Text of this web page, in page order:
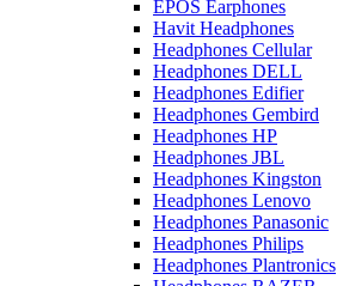
EPOS Earphones
Havit Headphones
Headphones Cellular
Headphones DELL
Headphones Edifier
Headphones Gembird
Headphones HP
Headphones JBL
Headphones Kingston
Headphones Lenovo
Headphones Panasonic
Headphones Philips
Headphones Plantronics